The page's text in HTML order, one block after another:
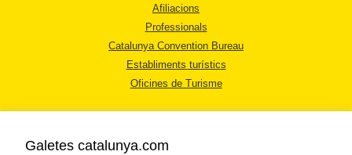
Afiliacions
Professionals
Catalunya Convention Bureau
Establiments turístics
Oficines de Turisme
Galetes catalunya.com